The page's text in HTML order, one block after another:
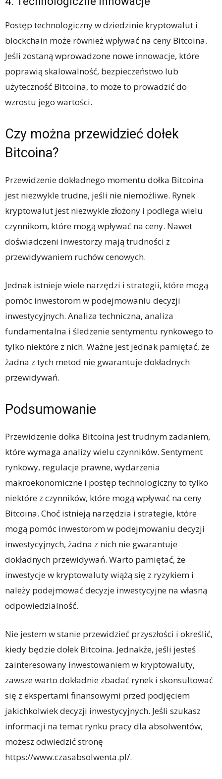
Postęp technologiczny w dziedzinie kryptowalut i
blockchain może również wpływać na ceny Bitcoina.
Jeśli zostaną wprowadzone nowe innowacje, które
poprawią skalowalność, bezpieczeństwo lub
użyteczność Bitcoina, to może to prowadzić do
wzrostu jego wartości.
Czy można przewidzieć dołek
Bitcoina?
Przewidzenie dokładnego momentu dołka Bitcoina
jest niezwykle trudne, jeśli nie niemożliwe. Rynek
kryptowalut jest niezwykle złożony i podlega wielu
czynnikom, które mogą wpływać na ceny. Nawet
doświadczeni inwestorzy mają trudności z
przewidywaniem ruchów cenowych.
Jednak istnieje wiele narzędzi i strategii, które mogą
pomóc inwestorom w podejmowaniu decyzji
inwestycyjnych. Analiza techniczna, analiza
fundamentalna i śledzenie sentymentu rynkowego to
tylko niektóre z nich. Ważne jest jednak pamiętać, że
żadna z tych metod nie gwarantuje dokładnych
przewidywań.
Podsumowanie
Przewidzenie dołka Bitcoina jest trudnym zadaniem,
które wymaga analizy wielu czynników. Sentyment
rynkowy, regulacje prawne, wydarzenia
makroekonomiczne i postęp technologiczny to tylko
niektóre z czynników, które mogą wpływać na ceny
Bitcoina. Choć istnieją narzędzia i strategie, które
mogą pomóc inwestorom w podejmowaniu decyzji
inwestycyjnych, żadna z nich nie gwarantuje
dokładnych przewidywań. Warto pamiętać, że
inwestycje w kryptowaluty wiążą się z ryzykiem i
należy podejmować decyzje inwestycyjne na własną
odpowiedzialność.
Nie jestem w stanie przewidzieć przyszłości i określić,
kiedy będzie dołek Bitcoina. Jednakże, jeśli jesteś
zainteresowany inwestowaniem w kryptowaluty,
zawsze warto dokładnie zbadać rynek i skonsultować
się z ekspertami finansowymi przed podjęciem
jakichkolwiek decyzji inwestycyjnych. Jeśli szukasz
informacji na temat rynku pracy dla absolwentów,
możesz odwiedzić stronę
https://www.czasabsolwenta.pl/.